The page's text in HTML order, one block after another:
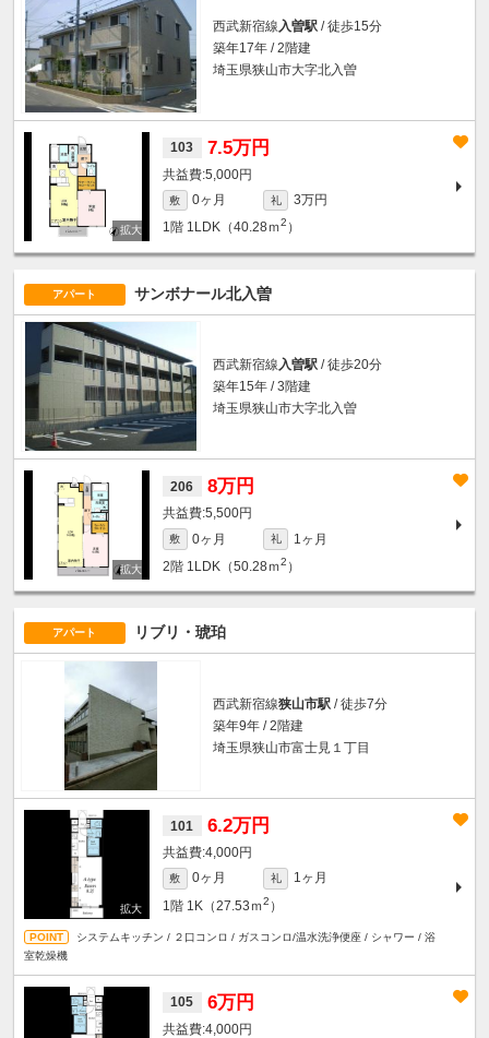
西武新宿線 入曽駅 / 徒歩15分
築年17年 / 2階建
埼玉県狭山市大字北入曽
103 7.5万円
5,000円
敷 0ヶ月 礼
3万円
1階 1LDK（40.28ｍ2 ）
アパート サンボナール北入曽
西武新宿線入曽駅 / 徒歩20分
築年15年 / 3階建
埼玉県狭山市大字北入曽
206 8万円
5,500円
敷 0ヶ月 礼
1ヶ月
2階 1LDK（50.28ｍ2 ）
アパート リブリ・琥珀
西武新宿線狭山市駅 / 徒歩7分
築年9年 / 2階建
埼玉県狭山市富士見１丁目
101 6.2万円
4,000円
敷 0ヶ月 礼
1ヶ月
1階 1K（27.53ｍ2 ）
システムキッチン / ２口コンロ / ガスコンロ/温水洗浄便座 / シャワー / 浴
室乾燥機
105 6万円
4,000円